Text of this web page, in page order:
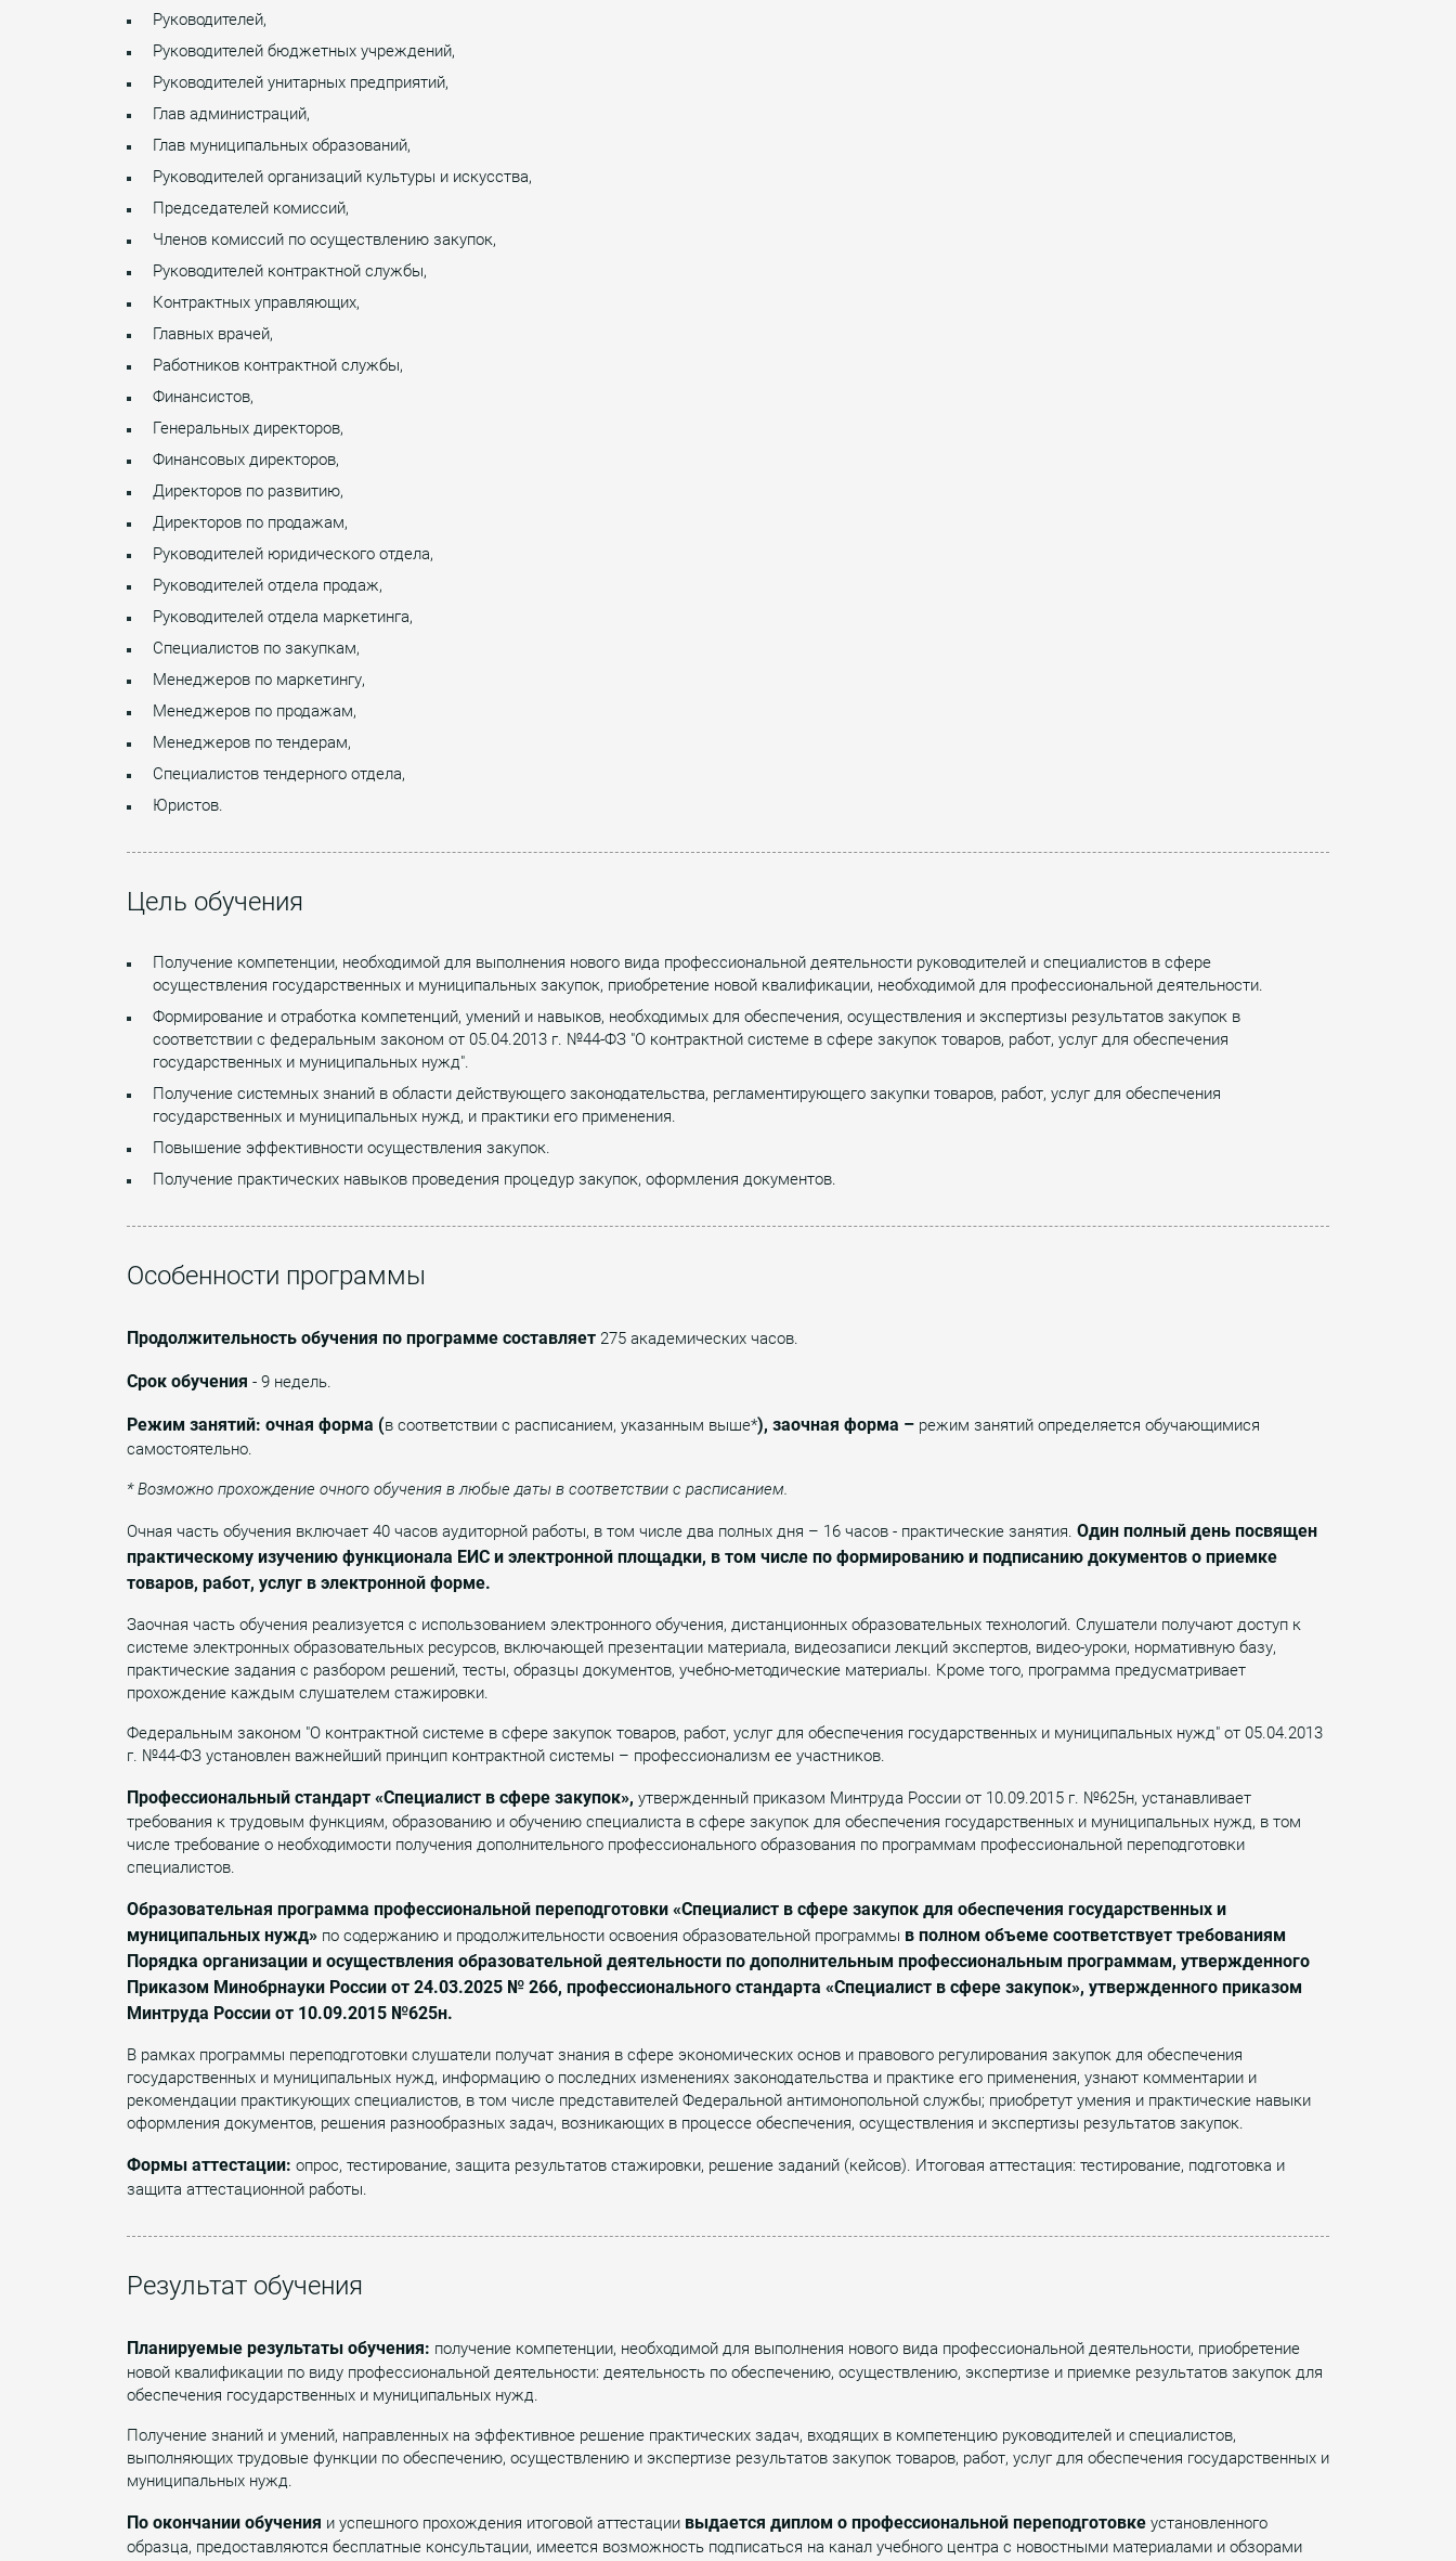
Руководителей,
Руководителей бюджетных учреждений,
Руководителей унитарных предприятий,
Глав администраций,
Глав муниципальных образований,
Руководителей организаций культуры и искусства,
Председателей комиссий,
Членов комиссий по осуществлению закупок,
Руководителей контрактной службы,
Контрактных управляющих,
Главных врачей,
Работников контрактной службы,
Финансистов,
Генеральных директоров,
Финансовых директоров,
Директоров по развитию,
Директоров по продажам,
Руководителей юридического отдела,
Руководителей отдела продаж,
Руководителей отдела маркетинга,
Специалистов по закупкам,
Менеджеров по маркетингу,
Менеджеров по продажам,
Менеджеров по тендерам,
Специалистов тендерного отдела,
Юристов.
Цель обучения
Получение компетенции, необходимой для выполнения нового вида профессиональной деятельности руководителей и специалистов в сфере
осуществления государственных и муниципальных закупок, приобретение новой квалификации, необходимой для профессиональной деятельности.
Формирование и отработка компетенций, умений и навыков, необходимых для обеспечения, осуществления и экспертизы результатов закупок в
соответствии с федеральным законом от 05.04.2013 г. №44-ФЗ "О контрактной системе в сфере закупок товаров, работ, услуг для обеспечения
государственных и муниципальных нужд".
Получение системных знаний в области действующего законодательства, регламентирующего закупки товаров, работ, услуг для обеспечения
государственных и муниципальных нужд, и практики его применения.
Повышение эффективности осуществления закупок.
Получение практических навыков проведения процедур закупок, оформления документов.
Особенности программы
Продолжительность обучения по программе составляет 275 академических часов.
Срок обучения - 9 недель.
Режим занятий: очная форма (в соответствии с расписанием, указанным выше*), заочная форма – режим занятий определяется обучающимися
самостоятельно.
* Возможно прохождение очного обучения в любые даты в соответствии с расписанием.
Очная часть обучения включает 40 часов аудиторной работы, в том числе два полных дня – 16 часов - практические занятия. Один полный день посвящен
практическому изучению функционала ЕИС и электронной площадки, в том числе по формированию и подписанию документов о приемке
товаров, работ, услуг в электронной форме.
Заочная часть обучения реализуется с использованием электронного обучения, дистанционных образовательных технологий. Слушатели получают доступ к
системе электронных образовательных ресурсов, включающей презентации материала, видеозаписи лекций экспертов, видео-уроки, нормативную базу,
практические задания с разбором решений, тесты, образцы документов, учебно-методические материалы. Кроме того, программа предусматривает
прохождение каждым слушателем стажировки.
Федеральным законом "О контрактной системе в сфере закупок товаров, работ, услуг для обеспечения государственных и муниципальных нужд" от 05.04.2013
г. №44-ФЗ установлен важнейший принцип контрактной системы – профессионализм ее участников.
Профессиональный стандарт «Специалист в сфере закупок», утвержденный приказом Минтруда России от 10.09.2015 г. №625н, устанавливает
требования к трудовым функциям, образованию и обучению специалиста в сфере закупок для обеспечения государственных и муниципальных нужд, в том
числе требование о необходимости получения дополнительного профессионального образования по программам профессиональной переподготовки
специалистов.
Образовательная программа профессиональной переподготовки «Специалист в сфере закупок для обеспечения государственных и
муниципальных нужд» по содержанию и продолжительности освоения образовательной программы в полном объеме соответствует требованиям
Порядка организации и осуществления образовательной деятельности по дополнительным профессиональным программам, утвержденного
Приказом Минобрнауки России от 24.03.2025 № 266, профессионального стандарта «Специалист в сфере закупок», утвержденного приказом
Минтруда России от 10.09.2015 №625н.
В рамках программы переподготовки слушатели получат знания в сфере экономических основ и правового регулирования закупок для обеспечения
государственных и муниципальных нужд, информацию о последних изменениях законодательства и практике его применения, узнают комментарии и
рекомендации практикующих специалистов, в том числе представителей Федеральной антимонопольной службы; приобретут умения и практические навыки
оформления документов, решения разнообразных задач, возникающих в процессе обеспечения, осуществления и экспертизы результатов закупок.
Формы аттестации: опрос, тестирование, защита результатов стажировки, решение заданий (кейсов). Итоговая аттестация: тестирование, подготовка и
защита аттестационной работы.
Результат обучения
Планируемые результаты обучения: получение компетенции, необходимой для выполнения нового вида профессиональной деятельности, приобретение
новой квалификации по виду профессиональной деятельности: деятельность по обеспечению, осуществлению, экспертизе и приемке результатов закупок для
обеспечения государственных и муниципальных нужд.
Получение знаний и умений, направленных на эффективное решение практических задач, входящих в компетенцию руководителей и специалистов,
выполняющих трудовые функции по обеспечению, осуществлению и экспертизе результатов закупок товаров, работ, услуг для обеспечения государственных и
муниципальных нужд.
По окончании обучения и успешного прохождения итоговой аттестации выдается диплом о профессиональной переподготовке установленного
образца, предоставляются бесплатные консультации, имеется возможность подписаться на канал учебного центра с новостными материалами и обзорами